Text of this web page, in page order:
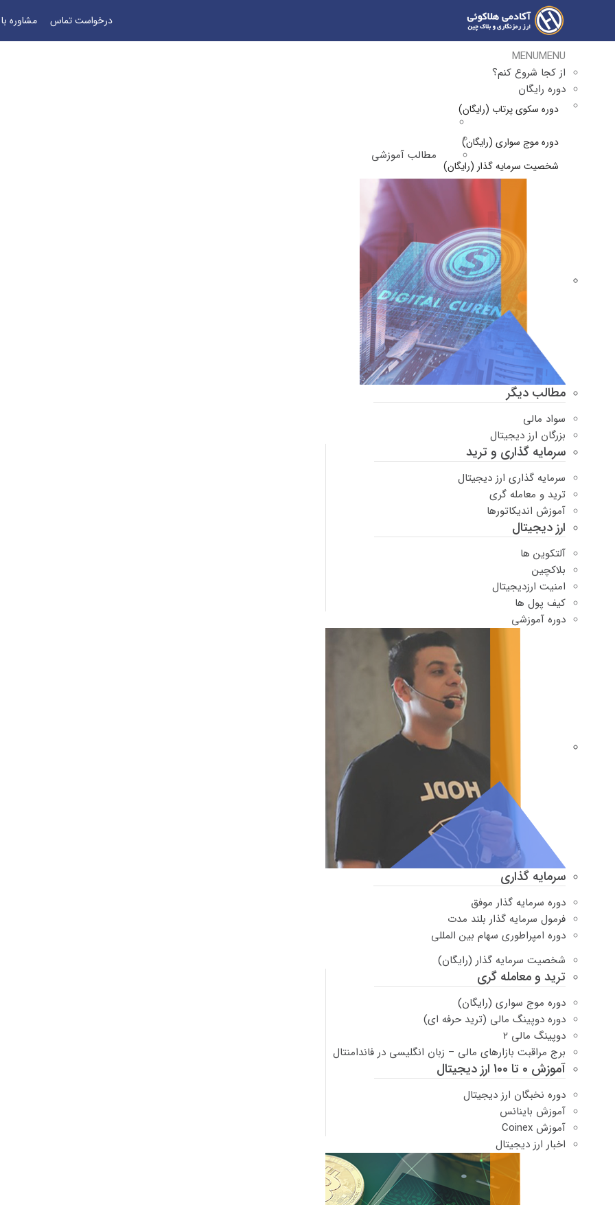
درخواست تماس مشاوره
MENUMENU
از کجا شروع کنم؟
دوره رایگان
دوره سکوی پرتاب (رایگان)
دوره موج سواری (رایگان)
شخصیت سرمایه گذار (رایگان)
مطالب آموزشی
مطالب دیگر
سواد مالی
بزرگان ارز دیجیتال
سرمایه گذاری و ترید
سرمایه گذاری ارز دیجیتال
ترید و معامله گری
آموزش اندیکاتورها
ارز دیجیتال
آلتکوین ها
بلاکچین
امنیت ارزدیجیتال
کیف پول ها
دوره‌ آموزشی
سرمایه گذاری
دوره سرمایه گذار موفق
فرمول سرمایه گذار بلند مدت
دوره امپراطوری سهام بین المللی
شخصیت سرمایه گذار (رایگان)
ترید و معامله گری
دوره موج سواری (رایگان)
دوره دوپینگ مالی (ترید حرفه ای)
دوپینگ مالی ۲
برج مراقبت بازارهای مالی – زبان انگلیسی در فاندامنتال
آموزش 0 تا 100 ارز دیجیتال
دوره نخبگان ارز دیجیتال
آموزش باینانس
آموزش Coinex
اخبار ارز دیجیتال